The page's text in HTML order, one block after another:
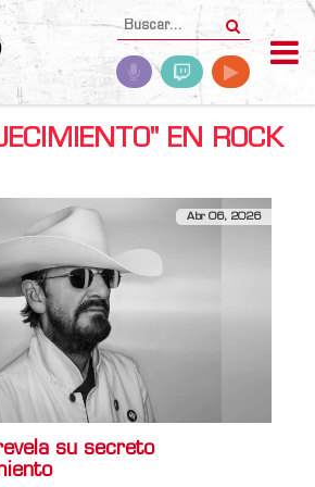
EN ROCK
Abr 06, 2026
su secreto